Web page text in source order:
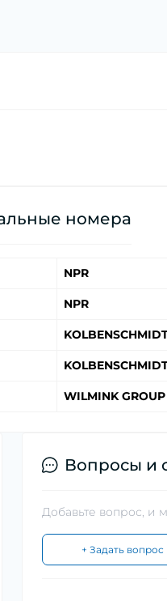
номера
NPR
NPR
WILMINK GROUP
Вопросы и
Добавьте вопрос, и
+ Задать вопрос